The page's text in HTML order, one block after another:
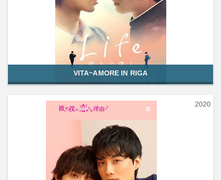
VITA~AMORE IN RIGA
2020